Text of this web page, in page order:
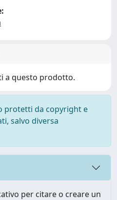
a questo prodotto.
protetti da copyright e
salvo diversa
per citare o creare un